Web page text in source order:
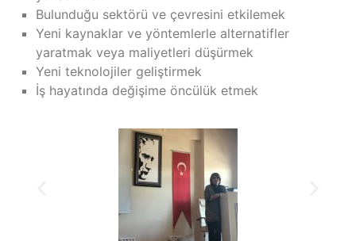
Bulunduğu sektörü ve çevresini etkilemek
Yeni kaynaklar ve yöntemlerle alternatifler
yaratmak veya maliyetleri düşürmek
Yeni teknolojiler geliştirmek
İş hayatında değişime öncülük etmek